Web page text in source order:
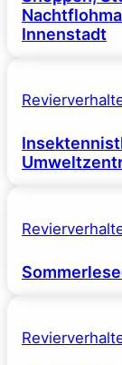
Innenstadt